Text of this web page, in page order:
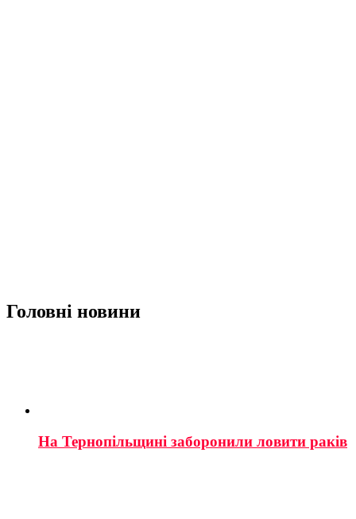
Головні новини
На Тернопільщині заборонили ловити раків